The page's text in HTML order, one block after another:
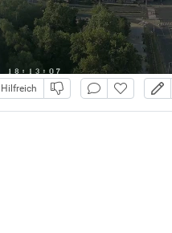
Hilfreich